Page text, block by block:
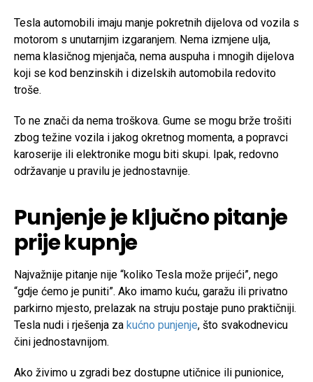
Tesla automobili imaju manje pokretnih dijelova od vozila s
motorom s unutarnjim izgaranjem. Nema izmjene ulja,
nema klasičnog mjenjača, nema auspuha i mnogih dijelova
koji se kod benzinskih i dizelskih automobila redovito
troše.
To ne znači da nema troškova. Gume se mogu brže trošiti
zbog težine vozila i jakog okretnog momenta, a popravci
karoserije ili elektronike mogu biti skupi. Ipak, redovno
održavanje u pravilu je jednostavnije.
Punjenje je ključno pitanje
prije kupnje
Najvažnije pitanje nije “koliko Tesla može prijeći”, nego
“gdje ćemo je puniti”. Ako imamo kuću, garažu ili privatno
parkirno mjesto, prelazak na struju postaje puno praktičniji.
Tesla nudi i rješenja za kućno punjenje, što svakodnevicu
čini jednostavnijom.
Ako živimo u zgradi bez dostupne utičnice ili punionice,